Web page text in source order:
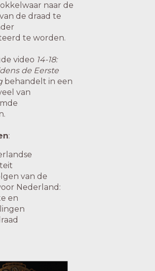
naar de
de draad te
te worden.
video 14-18:
de Eerste
behandelt in een
van
:
van de
Nederland:
en